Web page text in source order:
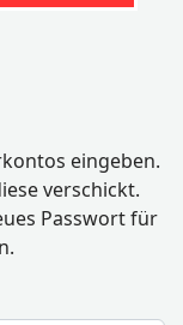
eingeben.
verschickt.
Passwort für